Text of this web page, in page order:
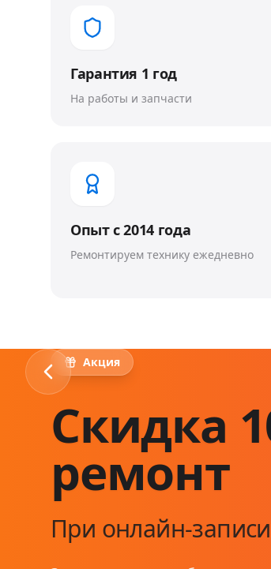
Гарантия 1 год
На работы и запчасти
Опыт с 2014 года
Ремонтируем технику ежедневно
Акция
Скидка
ремонт
При онлайн-